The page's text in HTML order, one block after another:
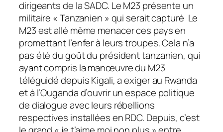
dirigeants de la SADC. Le M23 présente un
militaire « Tanzanien » qui serait capturé Le
M23 est allé même menacer ces pays en
promettant l’enfer à leurs troupes. Cela n’a
pas été du goût du président tanzanien, qui
ayant compris la manœuvre du M23
téléguidé depuis Kigali, a exiger au Rwanda
et à l’Ouganda d’ouvrir un espace politique
de dialogue avec leurs rébellions
respectives installées en RDC. Depuis, c’est